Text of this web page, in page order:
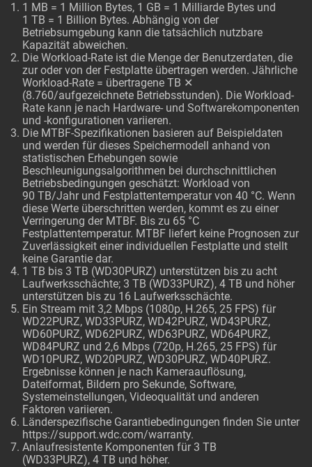
1 MB = 1 Million Bytes, 1 GB = 1 Milliarde Bytes und
1 TB = 1 Billion Bytes. Abhängig von der
Betriebsumgebung kann die tatsächlich nutzbare
Kapazität abweichen.
Die Workload-Rate ist die Menge der Benutzerdaten, die
zur oder von der Festplatte übertragen werden. Jährliche
Workload-Rate = übertragene TB ✕
(8.760/aufgezeichnete Betriebsstunden). Die Workload-
Rate kann je nach Hardware- und Softwarekomponenten
und -konfigurationen variieren.
Die MTBF-Spezifikationen basieren auf Beispieldaten
und werden für dieses Speichermodell anhand von
statistischen Erhebungen sowie
Beschleunigungsalgorithmen bei durchschnittlichen
Betriebsbedingungen geschätzt: Workload von
90 TB/Jahr und Festplattentemperatur von 40 °C. Wenn
diese Werte überschritten werden, kommt es zu einer
Verringerung der MTBF. Bis zu 65 °C
Festplattentemperatur. MTBF liefert keine Prognosen zur
Zuverlässigkeit einer individuellen Festplatte und stellt
keine Garantie dar.
1 TB bis 3 TB (WD30PURZ) unterstützen bis zu acht
Laufwerksschächte; 3 TB (WD33PURZ), 4 TB und höher
unterstützen bis zu 16 Laufwerksschächte.
Ein Stream mit 3,2 Mbps (1080p, H.265, 25 FPS) für
WD22PURZ, WD33PURZ, WD42PURZ, WD43PURZ,
WD60PURZ, WD62PURZ, WD63PURZ, WD64PURZ,
WD84PURZ und 2,6 Mbps (720p, H.265, 25 FPS) für
WD10PURZ, WD20PURZ, WD30PURZ, WD40PURZ.
Ergebnisse können je nach Kameraauflösung,
Dateiformat, Bildern pro Sekunde, Software,
Systemeinstellungen, Videoqualität und anderen
Faktoren variieren.
Länderspezifische Garantiebedingungen finden Sie unter
https://support.wdc.com/warranty.
Anlaufresistente Komponenten für 3 TB
(WD33PURZ), 4 TB und höher.